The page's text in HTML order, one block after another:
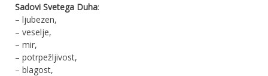
Sadovi Svetega Duha:
– ljubezen,
– veselje,
– mir,
– potrpežljivost,
– blagost,